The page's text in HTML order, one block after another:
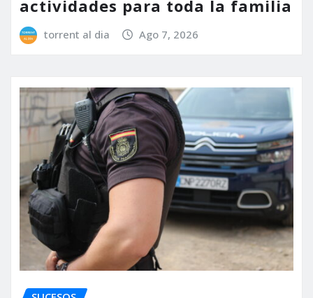
actividades para toda la familia
torrent al dia Ago 7, 2026